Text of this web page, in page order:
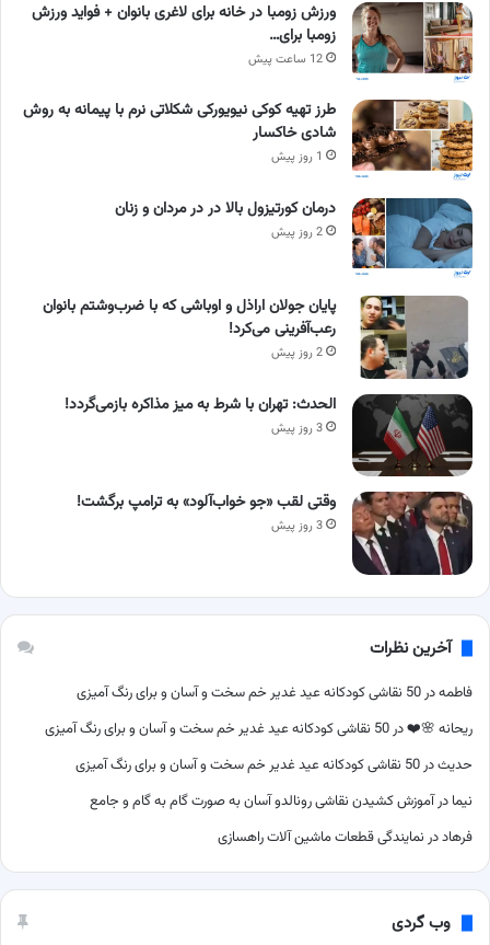
ورزش زومبا در خانه برای لاغری بانوان + فواید ورزش
زومبا برای…
12 ساعت پیش
طرز تهیه کوکی نیویورکی شکلاتی نرم با پیمانه به روش
شادی خاکسار
1 روز پیش
درمان کورتیزول بالا در در مردان و زنان
2 روز پیش
پایان جولان اراذل و اوباشی که با ضرب‌وشتم بانوان
رعب‌آفرینی می‌کرد!
2 روز پیش
الحدث: تهران با شرط به میز مذاکره بازمی‌گردد!
3 روز پیش
وقتی لقب «جو خواب‌آلود» به ترامپ برگشت!
3 روز پیش
آخرین نظرات
فاطمهدر 50 نقاشی کودکانه عید غدیر خم سخت و آسان و برای رنگ آمیزی
ریحانه 🌸❤️در 50 نقاشی کودکانه عید غدیر خم سخت و آسان و برای رنگ آمیزی
حدیثدر 50 نقاشی کودکانه عید غدیر خم سخت و آسان و برای رنگ آمیزی
نیما درآموزش کشیدن نقاشی رونالدو آسان به صورت گام به گام و جامع
فرهاددر نمایندگی قطعات ماشین آلات راهسازی
وب گردی